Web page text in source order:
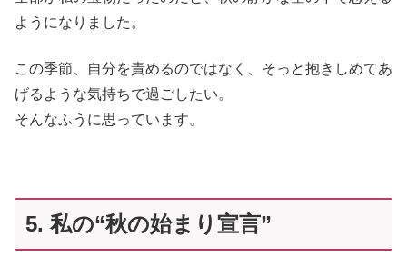
ようになりました。
この季節、自分を責めるのではなく、そっと抱きしめてあ
げるような気持ちで過ごしたい。
そんなふうに思っています。
5. 私の“秋の始まり宣言”